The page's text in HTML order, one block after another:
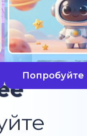
Попробуйте